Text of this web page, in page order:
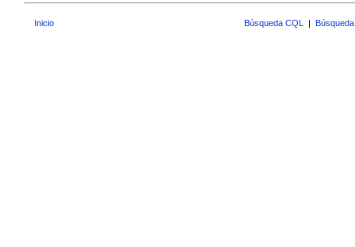
Inicio Búsqueda CQL